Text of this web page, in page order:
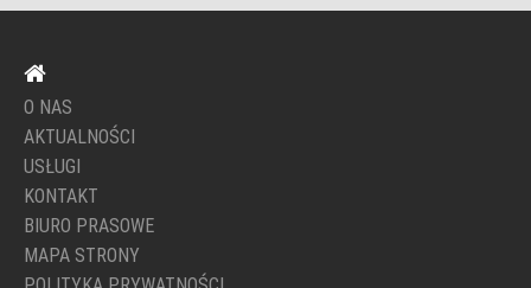
O NAS
AKTUALNOŚCI
USŁUGI
KONTAKT
BIURO PRASOWE
MAPA STRONY